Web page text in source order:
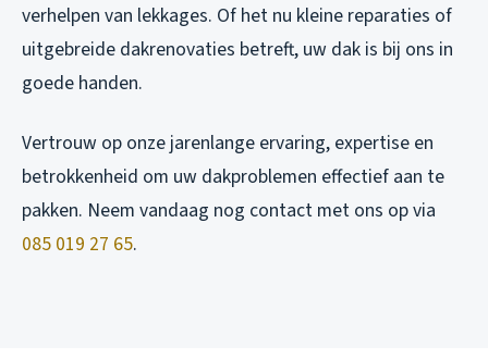
verhelpen van lekkages. Of het nu kleine reparaties of
uitgebreide dakrenovaties betreft, uw dak is bij ons in
goede handen.
Vertrouw op onze jarenlange ervaring, expertise en
betrokkenheid om uw dakproblemen effectief aan te
pakken. Neem vandaag nog contact met ons op via
085 019 27 65.